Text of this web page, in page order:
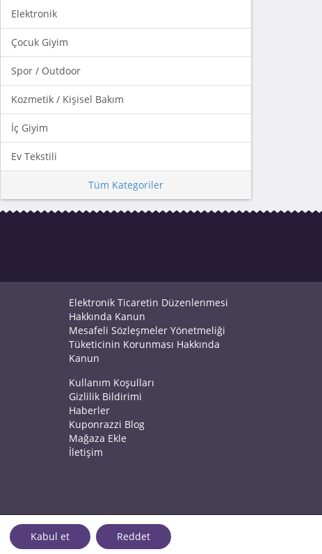
Elektronik
Çocuk Giyim
Spor / Outdoor
Kozmetik / Kişisel Bakım
İç Giyim
Ev Tekstili
Tüm Kategoriler
Elektronik Ticaretin Düzenlenmesi
Hakkında Kanun
Mesafeli Sözleşmeler Yönetmeliği
Tüketicinin Korunması Hakkında
Kanun
Kullanım Koşulları
Gizlilik Bildirimi
Haberler
Kuponrazzi Blog
Mağaza Ekle
İletişim
Kabul et Reddet